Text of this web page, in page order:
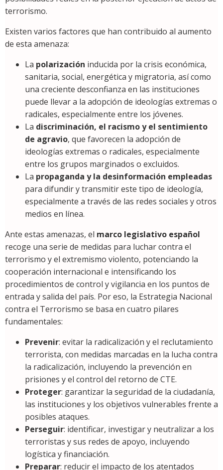
terrorismo.
Existen varios factores que han contribuido al aumento
de esta amenaza:
La polarización inducida por la crisis económica,
sanitaria, social, energética y migratoria, así como
una creciente desconfianza en las instituciones
puede llevar a la adopción de ideologías extremas o
radicales, especialmente entre los jóvenes.
La discriminación, el racismo y el sentimiento
de agravio, que favorecen la adopción de
ideologías extremas o radicales, especialmente
entre los grupos marginados o excluidos.
La propaganda y la desinformación empleadas
para difundir y transmitir este tipo de ideología,
especialmente a través de las redes sociales y otros
medios en línea.
Ante estas amenazas, el marco legislativo español
recoge una serie de medidas para luchar contra el
terrorismo y el extremismo violento, potenciando la
cooperación internacional e intensificando los
procedimientos de control y vigilancia en los puntos de
entrada y salida del país. Por eso, la Estrategia Nacional
contra el Terrorismo se basa en cuatro pilares
fundamentales:
Prevenir: evitar la radicalización y el reclutamiento
terrorista, con medidas marcadas en la lucha contra
la radicalización, incluyendo la prevención en
prisiones y el control del retorno de CTE.
Proteger: garantizar la seguridad de la ciudadanía,
las instituciones y los objetivos vulnerables frente a
posibles ataques.
Perseguir: identificar, investigar y neutralizar a los
terroristas y sus redes de apoyo, incluyendo
logística y financiación.
Preparar: reducir el impacto de los atentados